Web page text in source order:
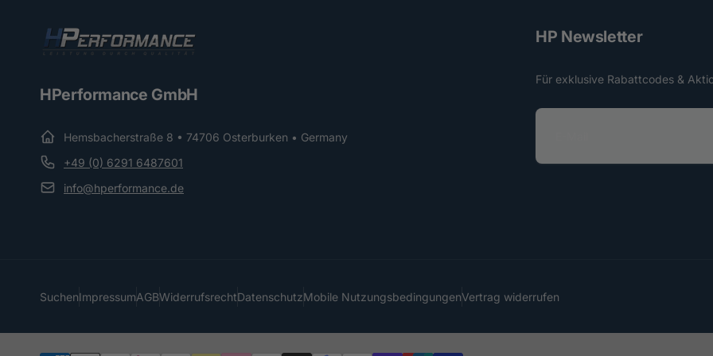
HPerformance GmbH
Hemsbacherstraße 8 • 74706 Osterburken • Germany
+49 (0) 6291 6487601
info@hperformance.de
HP Newsletter
Für exklusive Rabattcodes &
E
SuchenImpressumAGBWiderrufsrechtDatenschutzMobile NutzungsbedingungenVertrag widerrufen